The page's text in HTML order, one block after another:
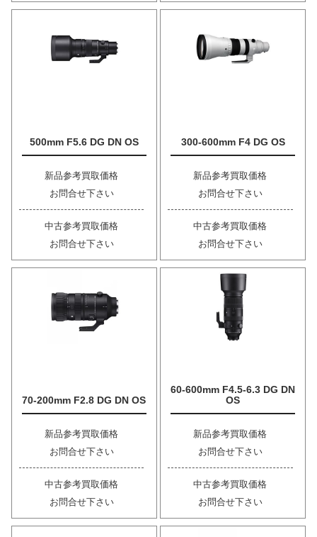
500mm F5.6 DG DN OS
新品参考買取価格
お問合せ下さい
中古参考買取価格
お問合せ下さい
300-600mm F4 DG OS
新品参考買取価格
お問合せ下さい
中古参考買取価格
お問合せ下さい
70-200mm F2.8 DG DN OS
新品参考買取価格
お問合せ下さい
中古参考買取価格
お問合せ下さい
60-600mm F4.5-6.3 DG DN
OS
新品参考買取価格
お問合せ下さい
中古参考買取価格
お問合せ下さい